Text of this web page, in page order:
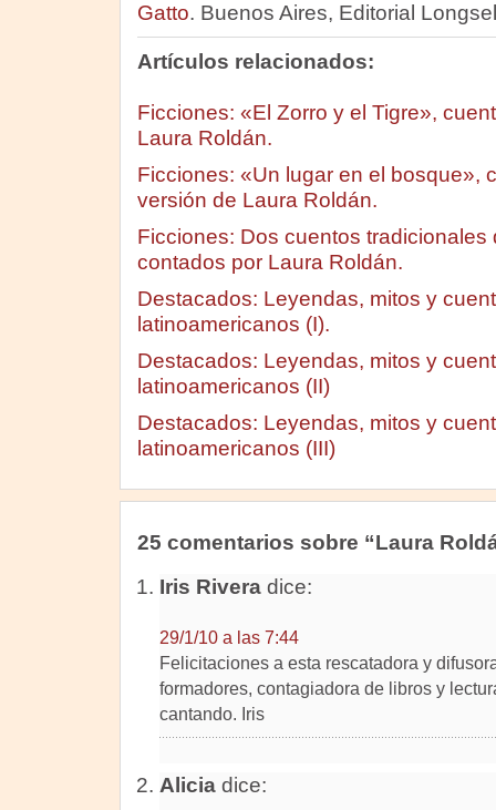
Gatto. Buenos Aires, Editorial
Artículos relacionados:
Ficciones: «El Zorro y el Tigre»,
Laura Roldán.
Ficciones: «Un lugar en el bosque»,
versión de Laura Roldán.
Ficciones: Dos cuentos tradicionales
contados por Laura Roldán.
Destacados: Leyendas, mitos y
latinoamericanos (I).
Destacados: Leyendas, mitos y
latinoamericanos (II)
Destacados: Leyendas, mitos y
latinoamericanos (III)
25 comentarios sobre “Laura
Iris Riveradice:
29/1/10 a las 7:44
Felicitaciones a esta rescatadora y
formadores, contagiadora de libros y
cantando. Iris
Aliciadice: